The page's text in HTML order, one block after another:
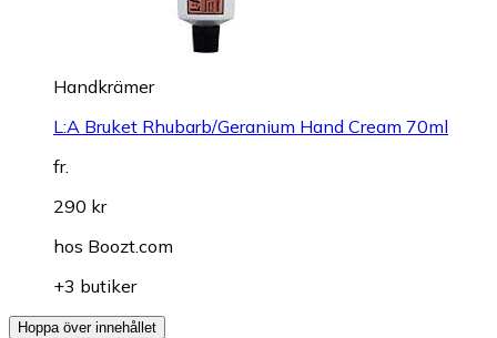
Handkrämer
L:A Bruket Rhubarb/Geranium Hand Cream 70ml
fr.
290 kr
hos Boozt.com
+3 butiker
Hoppa över innehållet